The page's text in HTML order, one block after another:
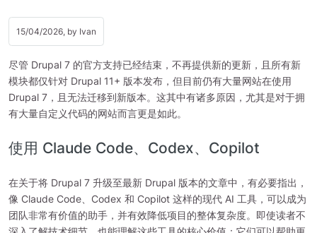
15/04/2026, by Ivan
尽管 Drupal 7 的官方支持已经结束，不再提供新的更新，且所有新
模块都仅针对 Drupal 11+ 版本发布，但目前仍有大量网站在使用
Drupal 7，且无法迁移到新版本。这其中有诸多原因，尤其是对于拥
有大量自定义代码的网站而言更是如此。
使用 Claude Code、Codex、Copilot
在关于将 Drupal 7 升级至最新 Drupal 版本的文章中，有必要指出，
像 Claude Code、Codex 和 Copilot 这样的现代 AI 工具，可以成为
团队非常有价值的助手，并有效降低项目的整体复杂度。即使读者不